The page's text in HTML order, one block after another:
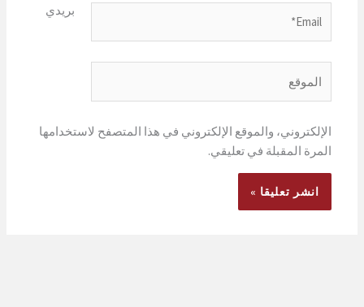
بريدي
الإلكتروني، والموقع الإلكتروني في هذا المتصفح لاستخدامها
المرة المقبلة في تعليقي.